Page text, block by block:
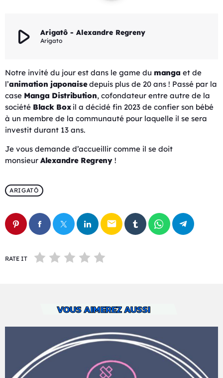
play_arrow Arigatô - Alexandre Regreny
Arigato
Notre invité du jour est dans le game du manga et de
l’animation japonaisedepuis plus de 20 ans ! Passé par la
case Manga Distribution, cofondateur entre autre de la
société Black Boxil a décidé fin 2023 de confier son bébé
à un membre de la communauté pour laquelle il se sera
investit durant 13 ans.
Je vous demande d’accueillir comme il se doit
monsieur Alexandre Regreny!
ARIGATÔ
email
RATE IT
VOUS AIMEREZ AUSSI